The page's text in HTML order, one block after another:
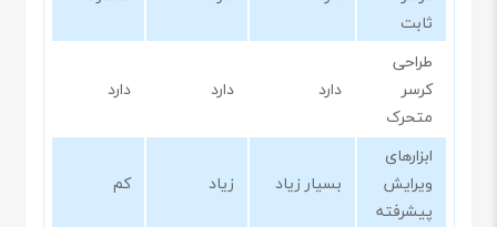
ثابت
طراحی
کرسر
متحرک
دارد دارد دارد
ابزارهای
ویرایش
پیشرفته
بسیار زیاد زیاد کم